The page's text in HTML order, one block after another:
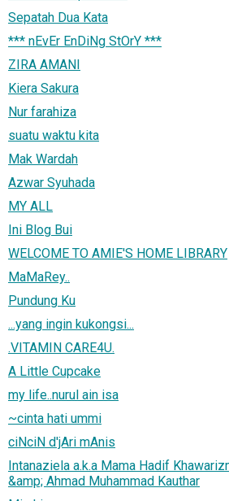
Sepatah Dua Kata
*** nEvEr EnDiNg StOrY ***
ZIRA AMANI
Kiera Sakura
Nur farahiza
suatu waktu kita
Mak Wardah
Azwar Syuhada
MY ALL
Ini Blog Bui
WELCOME TO AMIE'S HOME LIBRARY
MaMaRey..
Pundung Ku
...yang ingin kukongsi...
.VITAMIN CARE4U.
A Little Cupcake
my life..nurul ain isa
~cinta hati ummi
ciNciN d'jAri mAnis
Intanaziela a.k.a Mama Hadif
&amp; Ahmad Muhammad Kauthar